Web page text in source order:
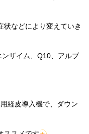
状などにより変えていき
ザイム、Q10、アルブ
経皮導入機で、ダウン